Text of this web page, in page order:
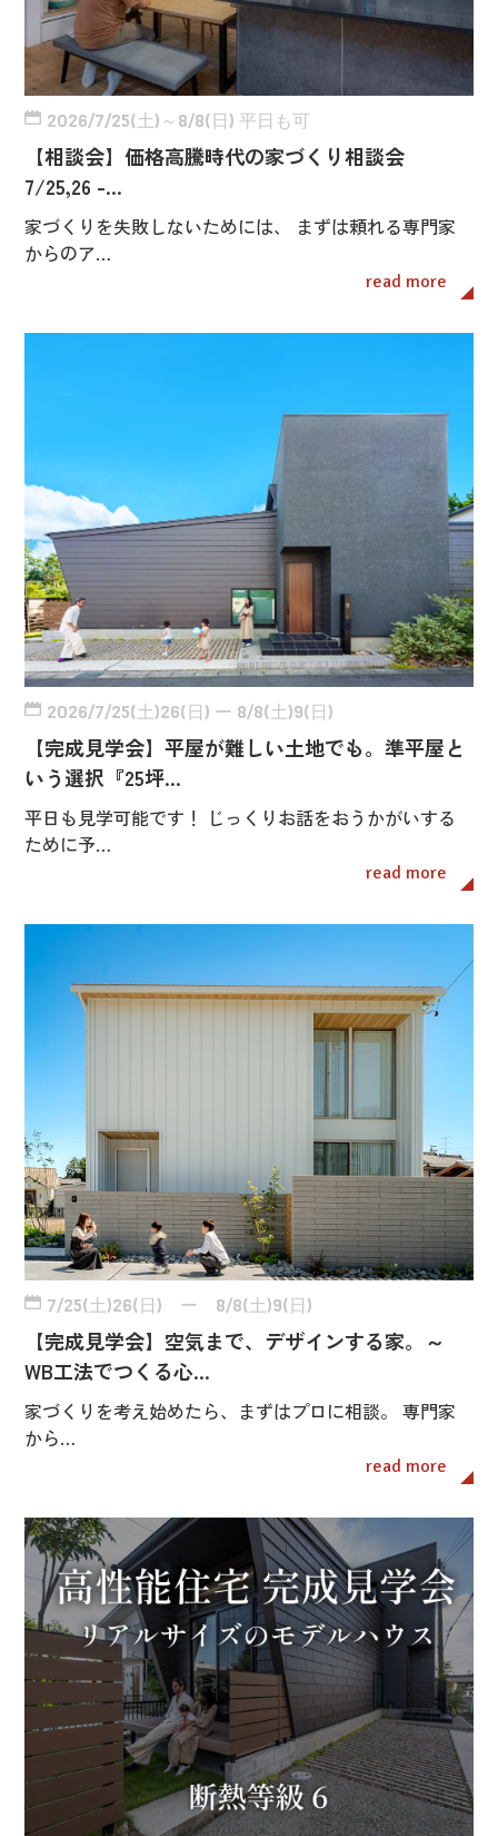
2026/7/25(土)～8/8(日) 平日も可
【相談会】価格高騰時代の家づくり相談会
7/25,26 -…
家づくりを失敗しないためには、 まずは頼れる専門家
からのア…
read more
2026/7/25(土)26(日) ー 8/8(土)9(日)
【完成見学会】平屋が難しい土地でも。準平屋と
いう選択『25坪…
平日も見学可能です！ じっくりお話をおうかがいする
ために予…
read more
7/25(土)26(日) ー 8/8(土)9(日)
【完成見学会】空気まで、デザインする家。～
WB工法でつくる心…
家づくりを考え始めたら、まずはプロに相談。 専門家
から…
read more